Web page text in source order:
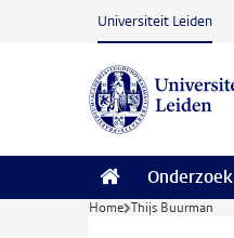
Ga naar hoofdinhoud
Universiteit Leiden
Onderzoek
Home Thijs Buurman